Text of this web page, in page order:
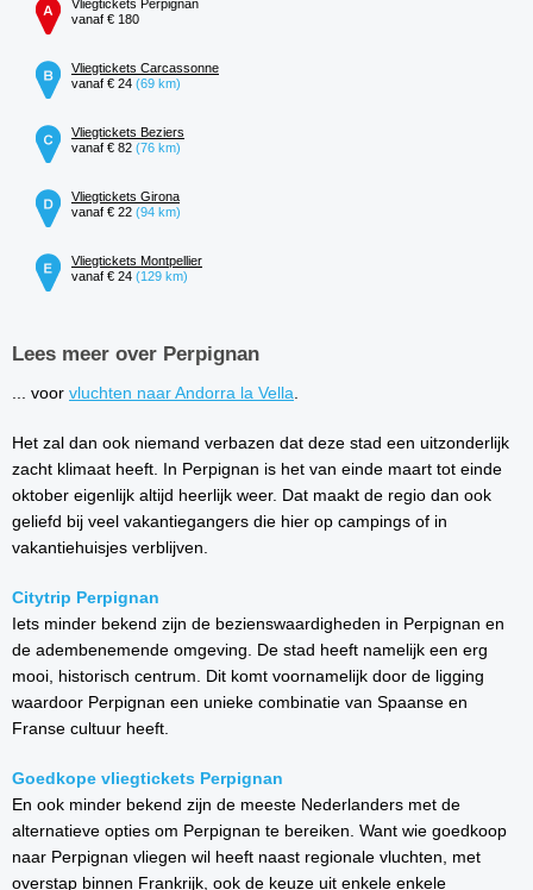
Vliegtickets Perpignan
vanaf € 180
Vliegtickets Carcassonne
vanaf € 24 (69 km)
Vliegtickets Beziers
vanaf € 82 (76 km)
Vliegtickets Girona
vanaf € 22 (94 km)
Vliegtickets Montpellier
vanaf € 24 (129 km)
Lees meer over Perpignan
... voor vluchten naar Andorra la Vella.
Het zal dan ook niemand verbazen dat deze stad een uitzonderlijk
zacht klimaat heeft. In Perpignan is het van einde maart tot einde
oktober eigenlijk altijd heerlijk weer. Dat maakt de regio dan ook
geliefd bij veel vakantiegangers die hier op campings of in
vakantiehuisjes verblijven.
Citytrip Perpignan
Iets minder bekend zijn de bezienswaardigheden in Perpignan en
de adembenemende omgeving. De stad heeft namelijk een erg
mooi, historisch centrum. Dit komt voornamelijk door de ligging
waardoor Perpignan een unieke combinatie van Spaanse en
Franse cultuur heeft.
Goedkope vliegtickets Perpignan
En ook minder bekend zijn de meeste Nederlanders met de
alternatieve opties om Perpignan te bereiken. Want wie goedkoop
naar Perpignan vliegen wil heeft naast regionale vluchten, met
overstap binnen Frankrijk, ook de keuze uit enkele enkele